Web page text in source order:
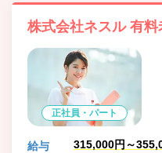
株式会社ネスル 有
正社員・パート
給与 315,000円～